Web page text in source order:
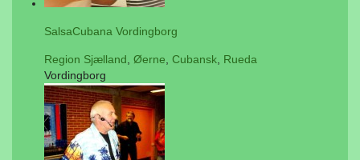
SalsaCubana Vordingborg
Region Sjælland Øerne Cubansk Rueda
Vordingborg